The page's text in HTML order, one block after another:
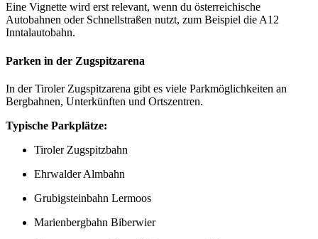
Eine Vignette wird erst relevant, wenn du österreichische
Autobahnen oder Schnellstraßen nutzt, zum Beispiel die A12
Inntalautobahn.
Parken in der Zugspitzarena
In der Tiroler Zugspitzarena gibt es viele Parkmöglichkeiten an
Bergbahnen, Unterkünften und Ortszentren.
Typische Parkplätze:
Tiroler Zugspitzbahn
Ehrwalder Almbahn
Grubigsteinbahn Lermoos
Marienbergbahn Biberwier